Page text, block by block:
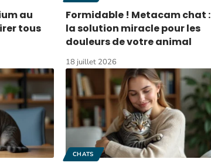
au
tous
Formidable ! Metacam chat :
la solution miracle pour les
douleurs de votre animal
18 juillet 2026
CHATS